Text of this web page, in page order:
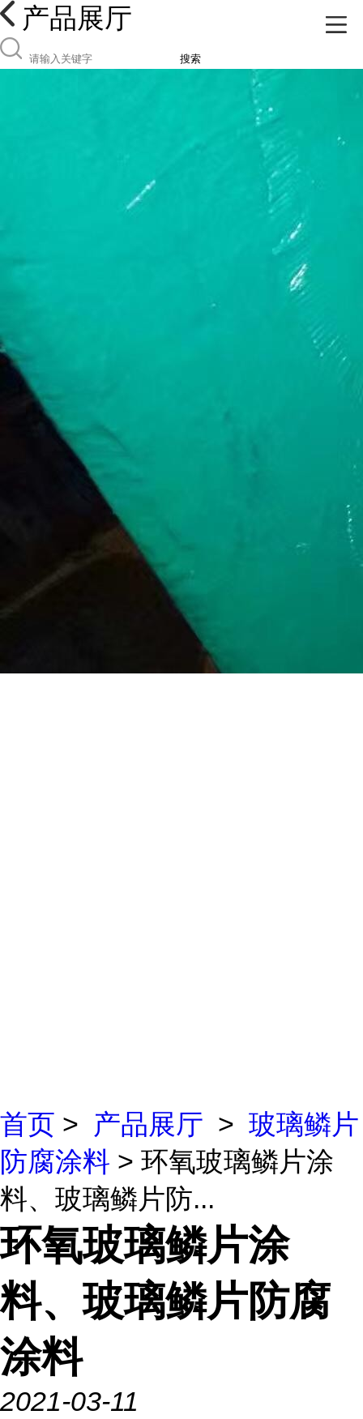
产品展厅
搜索
首页 > 产品展厅 > 玻璃鳞片
防腐涂料 > 环氧玻璃鳞片涂
料、玻璃鳞片防...
环氧玻璃鳞片涂
料、玻璃鳞片防腐
涂料
2021-03-11